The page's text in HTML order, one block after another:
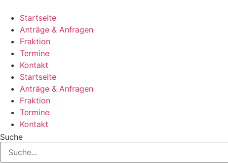
Inhalt
springen
Startseite
Anträge & Anfragen
Fraktion
Termine
Kontakt
Startseite
Anträge & Anfragen
Fraktion
Termine
Kontakt
Suche